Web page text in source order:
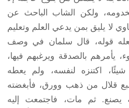
ولكن الشاب الباحث عن
لا يليق بمن يدعي العلم وتعليم
قوله، قال سلمان في وصف
يأمرهم بالصدقة ويرغبهم فيها،
شيئًا، اكتنزه لنفسه، ولم يعطه
قلال من ذهب وورق، فأبغضته
يصنع. ثم مات، فاجتمعت إليه